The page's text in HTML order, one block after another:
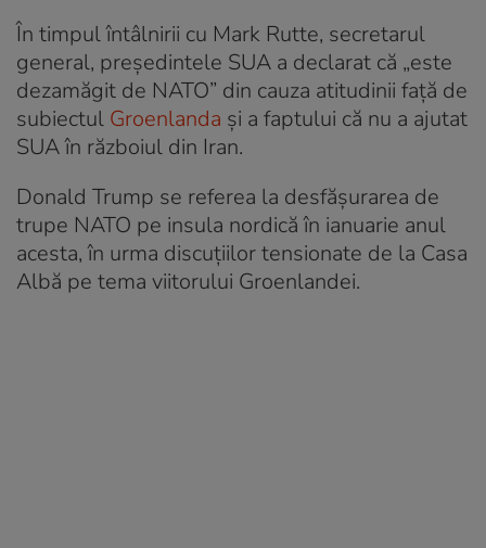
În timpul întâlnirii cu Mark Rutte, secretarul
general, președintele SUA a declarat că „este
dezamăgit de NATO” din cauza atitudinii față de
subiectul Groenlanda și a faptului că nu a ajutat
SUA în războiul din Iran.
Donald Trump se referea la desfășurarea de
trupe NATO pe insula nordică în ianuarie anul
acesta, în urma discuțiilor tensionate de la Casa
Albă pe tema viitorului Groenlandei.